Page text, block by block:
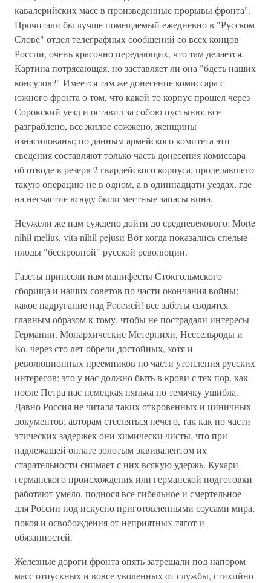
кавалерийских масс в произведенные прорывы фронта".
Прочитали бы лучше помещаемый ежедневно в "Русском
Слове" отдел телеграфных сообщений со всех концов
России, очень красочно передающих, что там делается.
Картина потрясающая, но заставляет ли она "бдеть наших
консулов?" Имеется там же донесение комиссара с
южного фронта о том, что какой то корпус прошел через
Сорокский уезд и оставил за собою пустыню: все
разграблено, все жилое сожжено, женщины
изнасилованы; по данным армейского комитета эти
сведения составляют только часть донесения комиссара
об отводе в резерв 2 гвардейского корпуса, проделавшего
такую операцию не в одном, а в одиннадцати уездах, где
на несчастие всюду были местные запасы вина.
Неужели же нам суждено дойти до средневекового: Morte
nihil melius, vita nihil pejusи Вот когда показались спелые
плоды "бескровной" русской революции.
Газеты принесли нам манифесты Стокгольмского
сборища и наших советов по части окончания войны;
какое надругание над Poccией! все заботы сводятся
главным образом к тому, чтобы не пострадали интересы
Германии. Монархические Метернихи, Нессельроды и
Ко. через сто лет обрели достойных, хотя и
революционных преемников по части утопления русских
интересов; это у нас должно быть в крови с тех пор, как
после Петра нас немецкая нянька по темячку ушибла.
Давно Россия не читала таких откровенных и циничных
документов; авторам стесняться нечего, так как по части
этических задержек они химически чисты, что при
надлежащей оплате золотым эквивалентом их
старательности снимает с них всякую удержь. Кухари
германского происхождения или германской подготовки
работают умело, поднося все гибельное и смертельное
для России под искусно приготовленными соусами мира,
покоя и освобождения от неприятных тягот и
обязанностей.
Железные дороги фронта опять затрещали под напором
масс отпускных и вовсе уволенных от службы, стихийно